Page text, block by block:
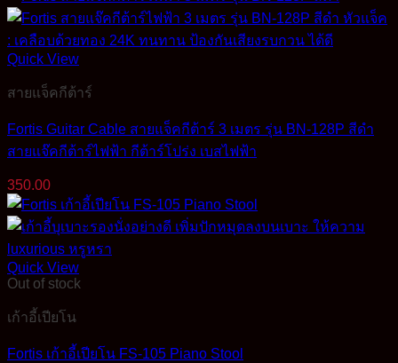
was:
420.00฿.
is:
299.00฿.
Quick View
สายแจ็คกีต้าร์
Fortis Guitar Cable สายแจ็คกีต้าร์ 3 เมตร รุ่น BN-128P สีดำ
สายแจ๊คกีต้าร์ไฟฟ้า กีต้าร์โปร่ง เบสไฟฟ้า
350.00
Quick View
Out of stock
เก้าอี้เปียโน
Fortis เก้าอี้เปียโน FS-105 Piano Stool